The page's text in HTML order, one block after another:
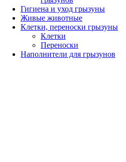
Гигиена и уход грызуны
Живые животные
Клетки, переноски грызуны
Клетки
Переноски
Наполнители для грызунов